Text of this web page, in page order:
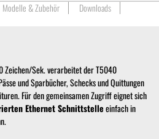
Modelle & Zubehör
Downloads
Zeichen/Sek. verarbeitet der T5040
und Sparbücher, Schecks und Quittungen
Für den gemeinsamen Zugriff eignet sich
Ethernet Schnittstelleeinfach in